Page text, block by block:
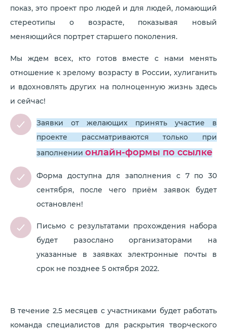
показ, это проект про людей и для людей, ломающий
стереотипы о возрасте, показывая новый
меняющийся портрет старшего поколения.
Мы ждем всех, кто готов вместе с нами менять
отношение к зрелому возрасту в России, хулиганить
и вдохновлять других на полноценную жизнь здесь
и сейчас!
Заявки от желающих принять участие в
проекте рассматриваются только при
заполнении онлайн-формы по ссылке
Форма доступна для заполнения с 7 по 30
сентября, после чего приём заявок будет
остановлен!
Письмо с результатами прохождения набора
будет разослано организаторами на
указанные в заявках электронные почты в
срок не позднее 5 октября 2022.
В течение 2.5 месяцев с участниками будет работать
команда специалистов для раскрытия творческого